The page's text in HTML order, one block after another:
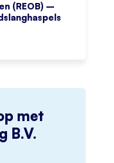
met
B.V.
(REOB) –